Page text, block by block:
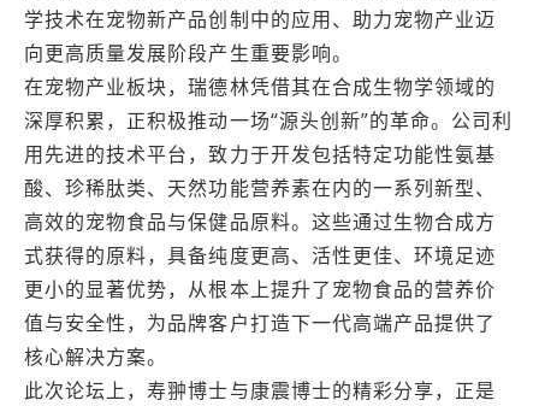
学技术在宠物新产品创制中的应用、助力宠物产业迈
向更高质量发展阶段产生重要影响。
在宠物产业板块，瑞德林凭借其在合成生物学领域的
深厚积累，正积极推动一场“源头创新”的革命。公司利
用先进的技术平台，致力于开发包括特定功能性氨基
酸、珍稀肽类、天然功能营养素在内的一系列新型、
高效的宠物食品与保健品原料。这些通过生物合成方
式获得的原料，具备纯度更高、活性更佳、环境足迹
更小的显著优势，从根本上提升了宠物食品的营养价
值与安全性，为品牌客户打造下一代高端产品提供了
核心解决方案。
此次论坛上，寿翀博士与康震博士的精彩分享，正是